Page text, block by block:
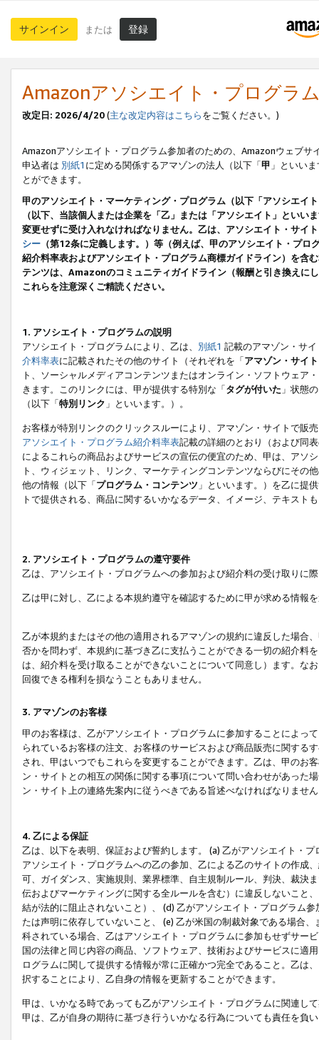
サインイン または 登録
Amazonアソシエイト・プログラ
改定日: 2026/4/20(主な改定内容はこちらをご覧ください。)
Amazonアソシエイト・プログラム参加者のための、Amazonウェブサ
申込者は 別紙1 に定める関係するアマゾンの法人（以下「甲 」といい
とができます。
甲のアソシエイト・マーケティング・プログラム（以下「アソシエイ
（以下、当該個人または企業を「乙」または「アソシエイト」とい
変更せずに受け入れなければなりません。乙は、アソシエイト・サイ
シー （第12条に定義します。）等（例えば、甲のアソシエイト・プ
紹介料率表およびアソシエイト・プログラム商標ガイドライン）を
テンツは、Amazonのコミュニティガイドライン（報酬と引き換えに
これらを注意深くご精読ください。
1. アソシエイト・プログラムの説明
アソシエイト・プログラムにより、乙は、 別紙1 記載のアマゾン・サ
介料率表に記載されたその他のサイト（それぞれを「アマゾン・サイト
ト、ソーシャルメディアコンテンツまたはオンライン・ソフトウェア
きます。このリンクには、甲が提供する特別な「タグが付いた 」状態
（以下「特別リンク 」といいます。）。
お客様が特別リンクのクリックスルーにより、アマゾン・サイトで販
アソシエイト・プログラム紹介料率表記載の詳細のとおり（および同
によるこれらの商品およびサービスの宣伝の便宜のため、甲は、アソ
ト、ウィジェット、リンク、マーケティングコンテンツならびにその
他の情報（以下「プログラム・コンテンツ 」といいます。）を乙に提
トで提供される、商品に関するいかなるデータ、イメージ、テキス
2. アソシエイト・プログラムの遵守要件
乙は、アソシエイト・プログラムへの参加および紹介料の受け取りに
乙は甲に対し、乙による本規約遵守を確認するために甲が求める情報
乙が本規約またはその他の適用されるアマゾンの規約に違反した場合
否かを問わず、本規約に基づき乙に支払うことができる一切の紹介料
は、紹介料を受け取ることができないことについて同意し）ます。な
回復できる権利を損なうこともありません。
3. アマゾンのお客様
甲のお客様は、乙がアソシエイト・プログラムに参加することによっ
られているお客様の注文、お客様のサービスおよび商品販売に関する
され、甲はいつでもこれらを変更することができます。乙は、甲のお
ン・サイトとの相互の関係に関する事項について問い合わせがあった
ン・サイト上の連絡先案内に従うべきである旨述べなければなりませ
4. 乙による保証
乙は、以下を表明、保証および誓約します。 (a) 乙がアソシエイト・
アソシエイト・プログラムへの乙の参加、乙による乙のサイトの作成
可、ガイダンス、実施規則、業界標準、自主規制ルール、判決、裁決
伝およびマーケティングに関する全ルールを含む）に違反しないこと
結が法的に阻止されないこと）、 (d) 乙がアソシエイト・プログラム
たは声明に依存していないこと、 (e) 乙が米国の制裁対象である場合
科されている場合、乙はアソシエイト・プログラムに参加もせずサー
国の法律と同じ内容の商品、ソフトウェア、技術およびサービスに適
ログラムに関して提供する情報が常に正確かつ完全であること。乙は
択することにより、乙自身の情報を更新することができます。
甲は、いかなる時であっても乙がアソシエイト・プログラムに関連し
甲は、乙が自身の期待に基づき行ういかなる行為についても責任を負